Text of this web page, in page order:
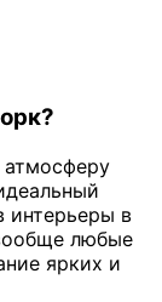
интерьеры в
любые
ярких и